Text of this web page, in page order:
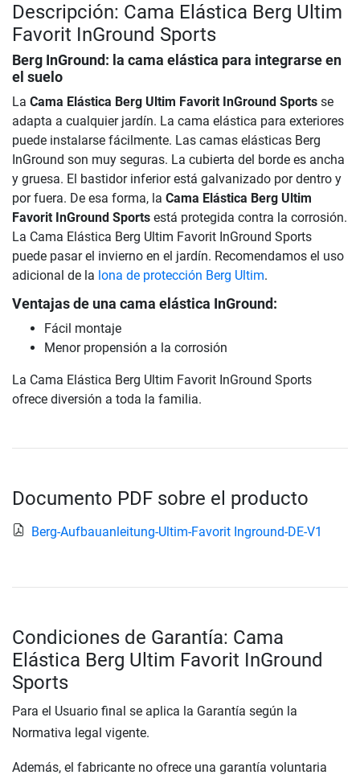
Descripción: Cama Elástica Berg Ultim
Favorit InGround Sports
Berg InGround: la cama elástica para integrarse en
el suelo
La Cama Elástica Berg Ultim Favorit InGround Sports se
adapta a cualquier jardín. La cama elástica para exteriores
puede instalarse fácilmente. Las camas elásticas Berg
InGround son muy seguras. La cubierta del borde es ancha
y gruesa. El bastidor inferior está galvanizado por dentro y
por fuera. De esa forma, la Cama Elástica Berg Ultim
Favorit InGround Sports está protegida contra la corrosión.
La Cama Elástica Berg Ultim Favorit InGround Sports
puede pasar el invierno en el jardín. Recomendamos el uso
adicional de la lona de protección Berg Ultim.
Ventajas de una cama elástica InGround:
Fácil montaje
Menor propensión a la corrosión
La Cama Elástica Berg Ultim Favorit InGround Sports
ofrece diversión a toda la familia.
Documento PDF sobre el producto
Berg-Aufbauanleitung-Ultim-Favorit Inground-DE-V1
Condiciones de Garantía: Cama
Elástica Berg Ultim Favorit InGround
Sports
Para el Usuario final se aplica la Garantía según la
Normativa legal vigente.
Además, el fabricante no ofrece una garantía voluntaria